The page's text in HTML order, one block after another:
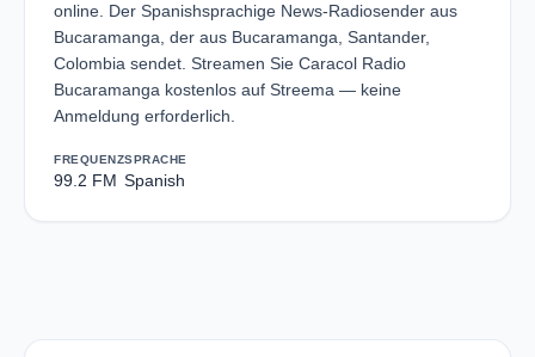
online. Der Spanishsprachige News-Radiosender aus
Bucaramanga, der aus Bucaramanga, Santander,
Colombia sendet. Streamen Sie Caracol Radio
Bucaramanga kostenlos auf Streema — keine
Anmeldung erforderlich.
FREQUENZ
99.2 FM
SPRACHE
Spanish